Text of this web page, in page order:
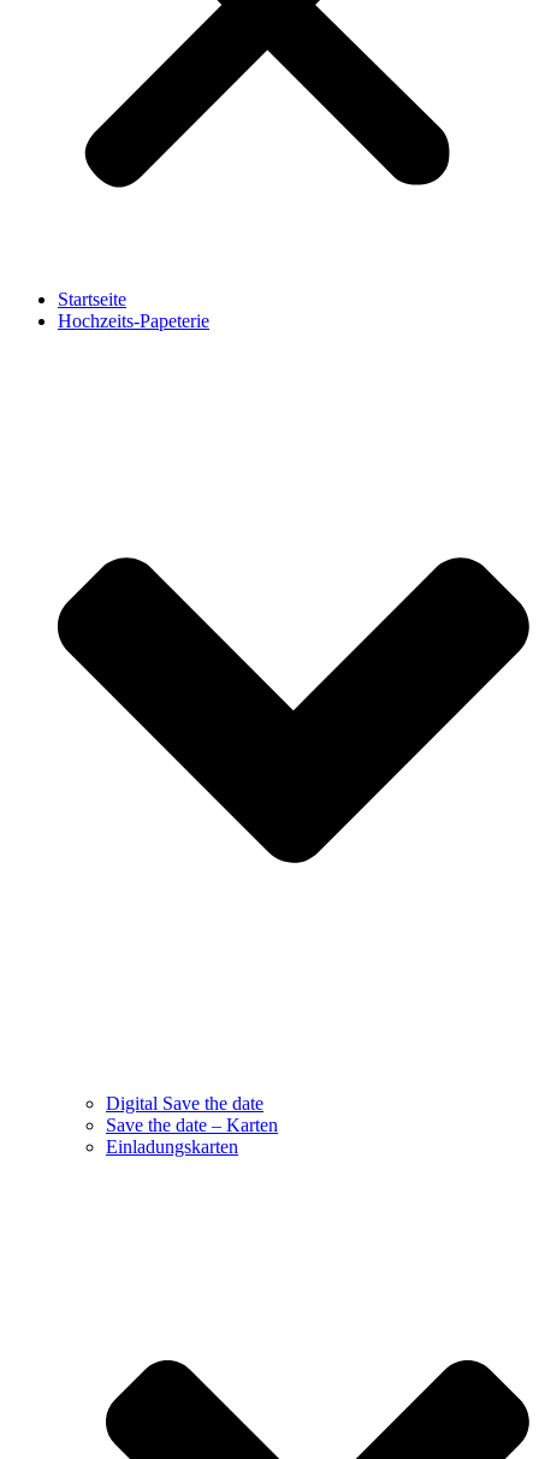
Startseite
Hochzeits-Papeterie
Digital Save the date
Save the date – Karten
Einladungskarten